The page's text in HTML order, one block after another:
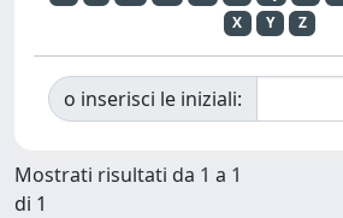
X
Y Z
o inserisci le iniziali:
Mostrati risultati da 1 a 1
di 1